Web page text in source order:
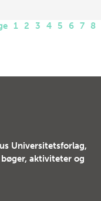
1 2 3 4 5 6 7 8
Universitetsforlag,
aktiviteter og